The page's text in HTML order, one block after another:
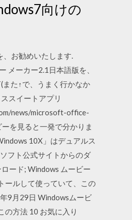
向けの
お勧めいたします.
メーカー2.1日本語版を、
また↑で、うまく行かなか
スイートアプリ
news/microsoft-office-
を見ると一発で分かりま
10X」はデュアルス
フト公式サイトからのダ
ード; Windows ムービー
ールして使っていて、この
9月29日 Windowsムービ
の方法 10 お気に入り